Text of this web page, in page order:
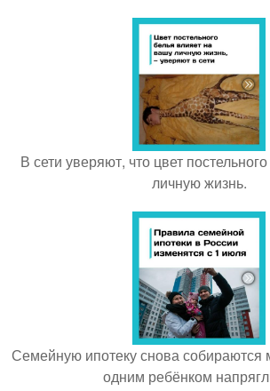
В сети уверяют, что цвет
личную жизнь.
Семейную ипотеку снова собираются
одним ребёнком